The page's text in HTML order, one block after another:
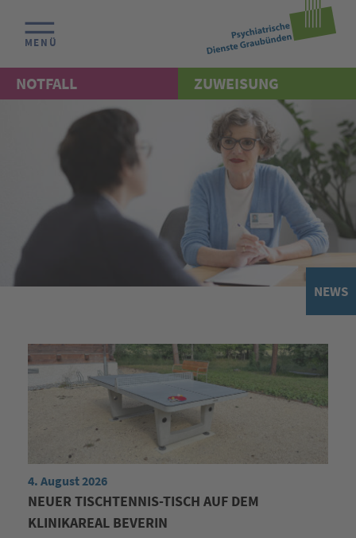
NEWS
NOTFALL ZUWEISUNG
MENÜ
4. August 2026
NEUER TISCHTENNIS-TISCH AUF DEM
KLINIKAREAL BEVERIN